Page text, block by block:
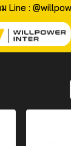
Line :